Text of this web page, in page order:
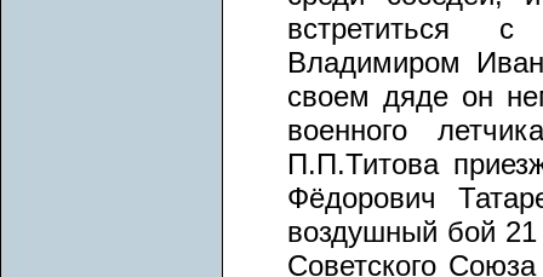
встретиться
Владимиром
своем дяде он
военного
П.П.Титова
Фёдорович
воздушный бой 21
Советского